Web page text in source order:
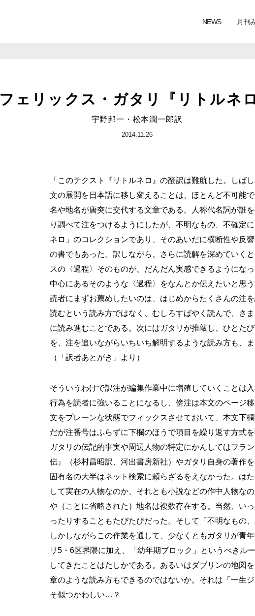
NEWS 月刊
フェリックス・ガタリ『リトルネロ
宇野邦一・松本潤一郎訳
2014.11.26
「このテクスト『リトルネロ』の翻訳は難航した。しば
文の展開を日本語に移し変えることは、ほとんど不可能
名や地名が唐突に交代する文章である。人称代名詞が誰
り調べて注をつけるようにしたが、不明なもの、不確定
ネロ」のコレクションであり、そのあいだに横断性や反
の書でもあった。訳しながら、さらに読解を深めていく
スの〈過程〉そのものが、だんだん実感できるようにな
中心にあるそのような〈過程〉をなんとか伝えたいと思う
読者にまずお薦めしたいのは、はじめからたくさんの注
読むという読み方ではなく、むしろすばやく読んで、さ
に読み進むことである。次にはガタリが推敲し、ひとた
を、注を追いながらいちいち解明するような読み方も、
（「訳者あとがき」より）
そういうわけで訳注が編集作業中に増殖していくことは
行為を読者に強いることになるし、傍注は本文のページ
文をプレーンな状態でフィックスさせておいて、本文下
だが注番号はふらずに下欄のほうで項目を繰り返す方式を
ガタリの伝記的事実や周辺人物の特定にかんしてはフ
伝』（杉村昌昭訳、河出書房新社）やガタリ自身の著作
固有名の大半はネット検索に頼らざるをえなかった。は
して実在の人物なのか、それとも小説などの作中人物な
や（ことに省略された）地名は複数存在する。当然、い
ったりすることもたびたびだった。そして「不明なもの
しかしながらこの作業を通して、少なくともガタリが青
リ5・6区界隈に加え、「幼年期ブロック」というべきル
してきたことはたしかである。あるいはダブリンの地図
章のような読み方もできるのではないか。それは「一生
そ似つかわしい…？